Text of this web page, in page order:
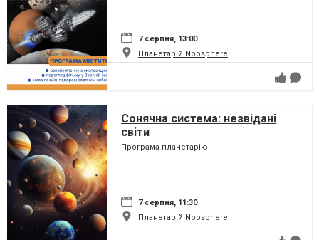
7 серпня, 13:00
Планетарій Noosphere
Сонячна система: незвідані
світи
Програма планетарію
7 серпня, 11:30
Планетарій Noosphere